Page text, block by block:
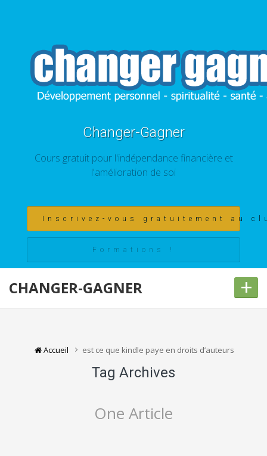
Changer-Gagner
Cours gratuit pour l'indépendance financière et
l'amélioration de soi
Inscrivez-vous gratuitement au
Formations !
CHANGER-GAGNER +
Accueil est ce que kindle paye en droits d’auteurs
Tag Archives
One Article